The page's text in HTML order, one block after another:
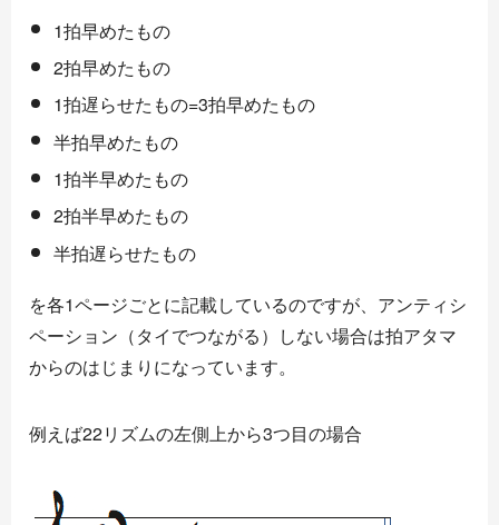
1拍早めたもの
2拍早めたもの
1拍遅らせたもの=3拍早めたもの
半拍早めたもの
1拍半早めたもの
2拍半早めたもの
半拍遅らせたもの
を各1ページごとに記載しているのですが、アンティシ
ペーション（タイでつながる）しない場合は拍アタマ
からのはじまりになっています。
例えば22リズムの左側上から3つ目の場合